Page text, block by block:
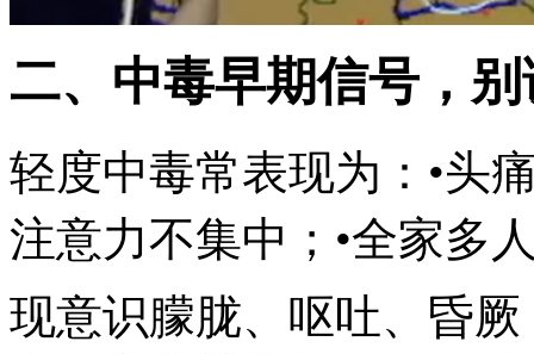
二、中毒早期信号，
轻度中毒常表现为：•头
注意力不集中；•全家多
现意识朦胧、呕吐、昏